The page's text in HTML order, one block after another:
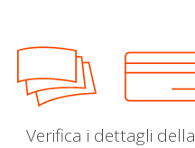
Verifica i dettagli della